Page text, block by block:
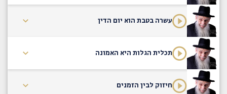
עשרה בטבת הוא יום הדין
תכלית הגלות היא האמונה
חיזוק לבין הזמנים